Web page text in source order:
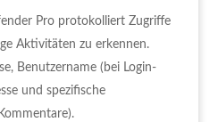
Pro protokolliert Zugriffe
Aktivitäten zu erkennen.
Benutzername (bei Login-
und spezifische